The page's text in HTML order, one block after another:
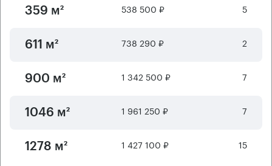
359 м² 538 500 ₽ 5
611 м² 738 290 ₽ 2
900 м² 1 342 500 ₽ 7
1046 м² 1 961 250 ₽ 7
1278 м² 1 427 100 ₽ 15